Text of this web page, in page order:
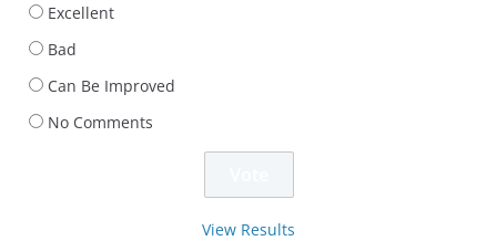
Excellent
Bad
Can Be Improved
No Comments
View Results